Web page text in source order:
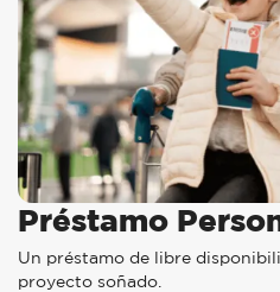
Préstamo
Un préstamo de libre
proyecto soñado.